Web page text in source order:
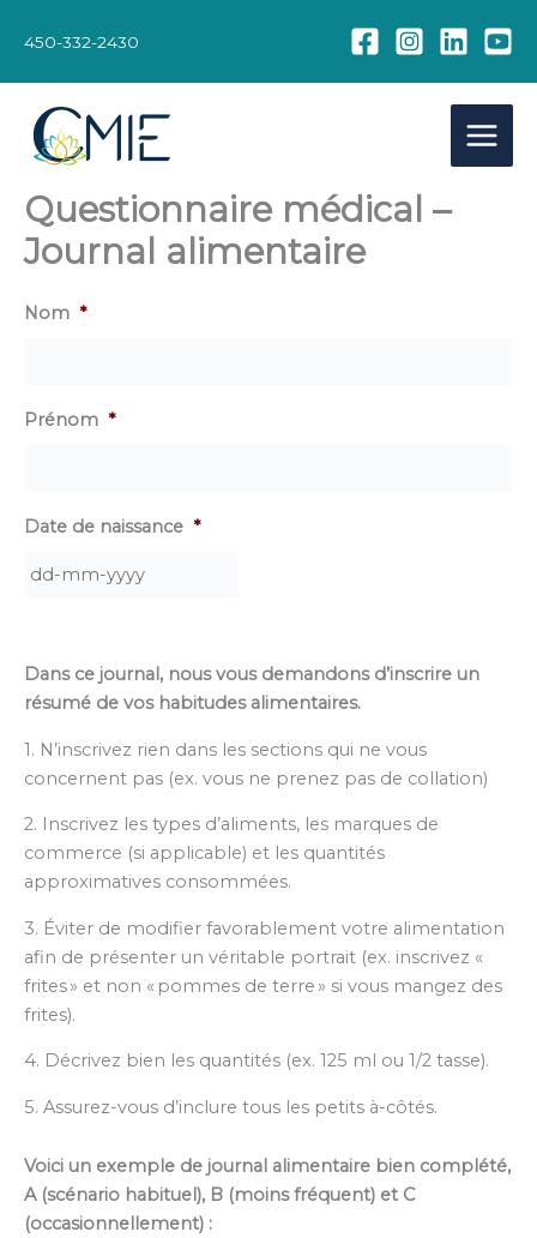
450-332-2430
Questionnaire médical –
Journal alimentaire
Nom *
Prénom *
Date de naissance *
MM
dash
Dans ce journal, nous vous demandons d’inscrire un
résumé de vos habitudes alimentaires.
1. N’inscrivez rien dans les sections qui ne vous
concernent pas (ex. vous ne prenez pas de collation)
2. Inscrivez les types d’aliments, les marques de
commerce (si applicable) et les quantités
approximatives consommées.
3. Éviter de modifier favorablement votre alimentation
afin de présenter un véritable portrait (ex. inscrivez «
frites » et non « pommes de terre » si vous mangez des
frites).
4. Décrivez bien les quantités (ex. 125 ml ou 1/2 tasse).
5. Assurez-vous d’inclure tous les petits à-côtés.
Voici un exemple de journal alimentaire bien complété,
A (scénario habituel), B (moins fréquent) et C
(occasionnellement) :